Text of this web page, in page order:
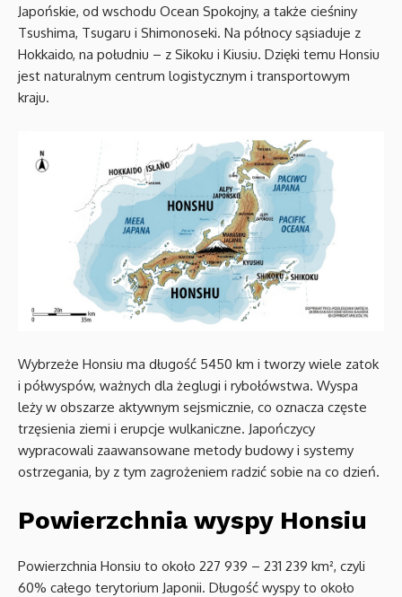
Japońskie, od wschodu Ocean Spokojny, a także cieśniny
Tsushima, Tsugaru i Shimonoseki. Na północy sąsiaduje z
Hokkaido, na południu – z Sikoku i Kiusiu. Dzięki temu Honsiu
jest naturalnym centrum logistycznym i transportowym
kraju.
Wybrzeże Honsiu ma długość 5450 km i tworzy wiele zatok
i półwyspów, ważnych dla żeglugi i rybołówstwa. Wyspa
leży w obszarze aktywnym sejsmicznie, co oznacza częste
trzęsienia ziemi i erupcje wulkaniczne. Japończycy
wypracowali zaawansowane metody budowy i systemy
ostrzegania, by z tym zagrożeniem radzić sobie na co dzień.
Powierzchnia wyspy Honsiu
Powierzchnia Honsiu to około 227 939 – 231 239 km², czyli
60% całego terytorium Japonii. Długość wyspy to około